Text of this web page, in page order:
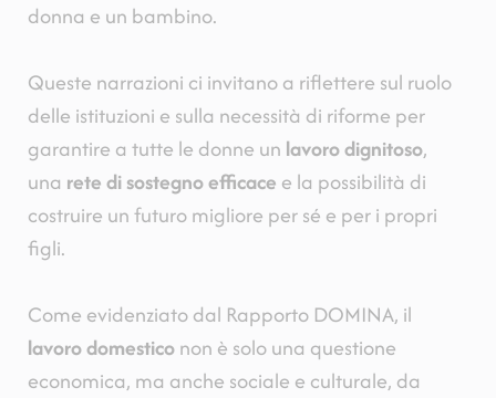
donna e un bambino.
Queste narrazioni ci invitano a riflettere sul ruolo
delle istituzioni e sulla necessità di riforme per
garantire a tutte le donne un lavoro dignitoso,
una rete di sostegno efficace e la possibilità di
costruire un futuro migliore per sé e per i propri
figli.
Come evidenziato dal Rapporto DOMINA, il
lavoro domesticonon è solo una questione
economica, ma anche sociale e culturale, da